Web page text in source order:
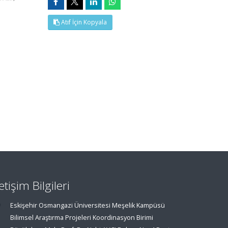
Atıf İçin Kopyala
Bilgileri
Eskişehir Osmangazi Üniversitesi Meşelik Kampüsü
Bilimsel Araştırma Projeleri Koordinasyon Birimi